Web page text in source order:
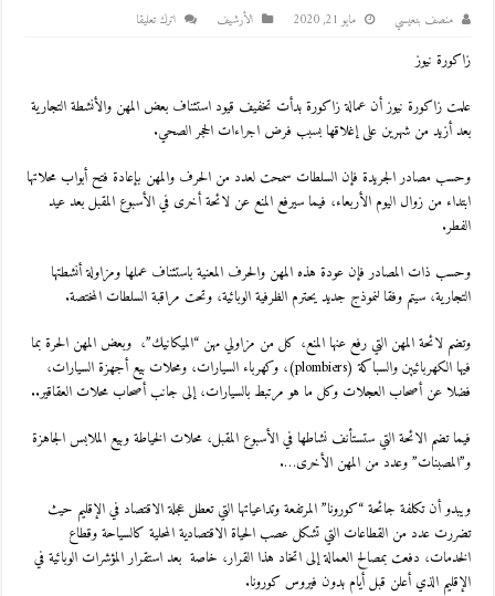
منصف بنعيسي مايو 21, 2020 اﻷرشيف اترك تعليقا
زاكورة نيوز
علمت زاكورة نيوز أن عمالة زاكورة بدأت تخفيف قيود استئناف بعض المهن والأنشطة التجارية
بعد أزيد من شهرين على إغلاقها بسبب فرض اجراءات الحجر الصحي.
وحسب مصادر الجريدة فإن السلطات سمحت لعدد من الحرف والمهن بإعادة فتح أبواب محلاتها
ابتداء من زوال اليوم الأربعاء، فيما سيرفع المنع عن لائحة أخرى في الأسبوع المقبل بعد عيد
الفطر.
وحسب ذات المصادر فإن عودة هذه المهن والحرف المعنية باستئناف عملها ومزاولة أنشطتها
التجارية، سيتم وفقا لنموذج جديد يحترم الظرفية الوبائية، وتحت مراقبة السلطات المختصة.
وتضم لائحة المهن التي رفع عنها المنع، كل من مزاولي مهن “الميكانيك”، وبعض المهن الحرة بما
فيها الكهربائيين والسباكة (plombiers)، وكهرباء السيارات، ومحلات بيع أجهزة السيارات،
فضلا عن أصحاب العجلات وكل ما هو مرتبط بالسيارات، إلى جانب أصحاب محلات العقاقير..
فيما تضم الائحة التي ستستأنف نشاطها في الأسبوع المقبل، محلات الخياطة وبيع الملابس الجاهزة
و”المصبنات” وعدد من المهن الأخرى….
ويبدو أن تكلفة جائحة “كورونا” المرتفعة وتداعياتها التي تعطل عجلة الاقتصاد في الإقليم حيث
تضررت عدد من القطاعات التي تشكل عصب الحياة الاقتصادية المحلية كالسياحة وقطاع
الخدمات، دفعت بمصالح العمالة إلى اتخاد هذا القرار، خاصة بعد استقرار المؤشرات الوبائية في
الإقليم الذي أعلن قبل أيام بدون فيروس كورونا.